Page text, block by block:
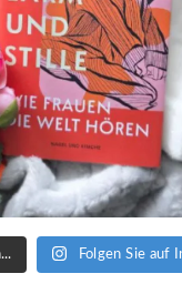
Folgen Sie auf